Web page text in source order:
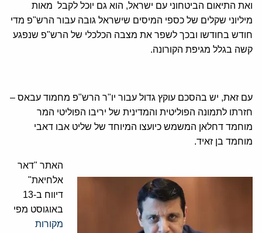
ואת התיאום הביטחוני עם ישראל, הוא גם יוכל לקבל מאות
מיליוני שקלים של כספי המיסים שישראל גובה עבור הרש"פ מדי
חודש בחודשו ובכך לשפר את מצבה הכלכלי של הרש"פ שנפגע
קשה בגלל מגיפת הקורונה.
עם זאת, יש בהסכם עוקץ גדול עבור יו"ר הרש"פ מחמוד עבאס –
חזרתו לתמונה הפוליטית והמדינית של יריבו הפוליטי המר
מוחמד דחלאן המשמש כיועצו המיוחד של שליט אבו דאבי
מוחמד בן זאיד.
האתר "דאר
אלחיאת"
דיווח ב-13
באוגוסט מפי
מקורות